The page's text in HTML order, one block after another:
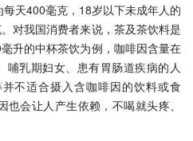
天400毫克，18岁以下未成年人的
对我国消费者来说，茶及茶饮料是
升的中杯茶饮为例，咖啡因含量在
哺乳期妇女、患有胃肠道疾病的人
不适合摄入含咖啡因的饮料或食
会让人产生依赖，不喝就头疼、